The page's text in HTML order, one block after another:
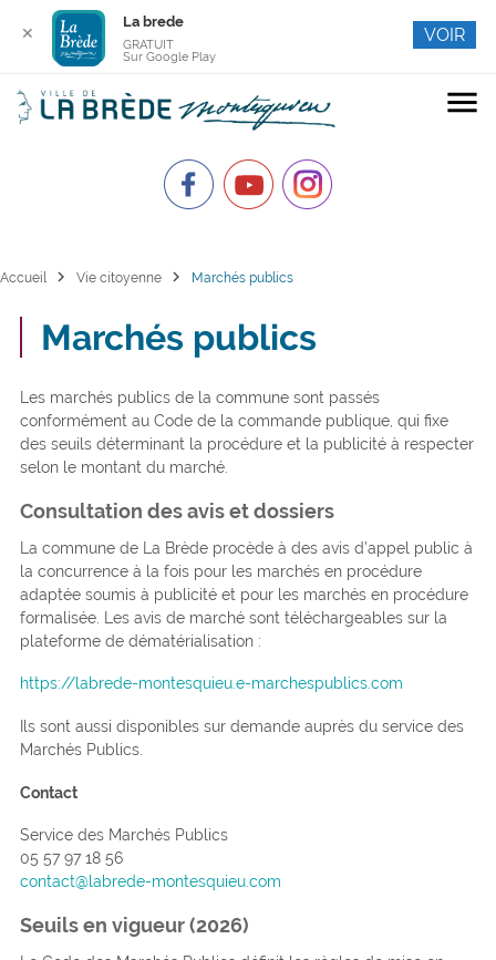
menu
Accueil chevron_right Vie citoyenne chevron_right Marchés publics
Marchés publics
Les marchés publics de la commune sont passés
conformément au Code de la commande publique, qui fixe
des seuils déterminant la procédure et la publicité à respecter
selon le montant du marché.
Consultation des avis et dossiers
La commune de La Brède procède à des avis d’appel public à
la concurrence à la fois pour les marchés en procédure
adaptée soumis à publicité et pour les marchés en procédure
formalisée. Les avis de marché sont téléchargeables sur la
plateforme de dématérialisation :
https://labrede-montesquieu.e-marchespublics.com
Ils sont aussi disponibles sur demande auprès du service des
Marchés Publics.
Contact
Service des Marchés Publics
05 57 97 18 56
contact@labrede-montesquieu.com
Seuils en vigueur (2026)
✕
La brede
GRATUIT
Sur Google Play
VOIR